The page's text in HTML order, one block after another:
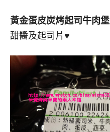
黃金蛋皮炭烤起司牛肉堡
甜醬及起司片♥